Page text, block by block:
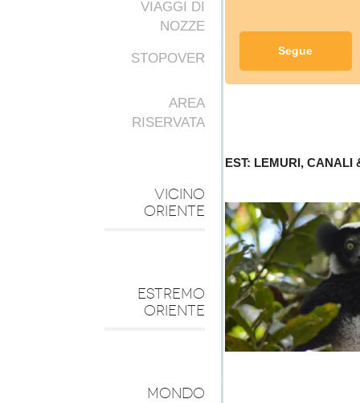
VIAGGI DI
NOZZE
STOPOVER
AREA
RISERVATA
VICINO
ORIENTE
ESTREMO
ORIENTE
MONDO
Segue
EST: LEMURI, CANALI